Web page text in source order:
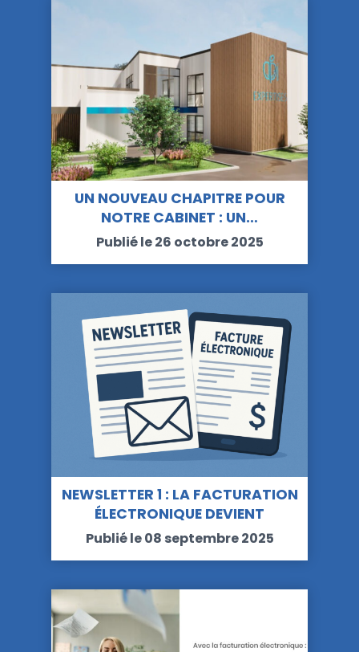
UN NOUVEAU CHAPITRE POUR
NOTRE CABINET : UN…
Publié le 26 octobre 2025
NEWSLETTER 1 : LA FACTURATION
ÉLECTRONIQUE DEVIENT
OBLIGATOIRE…
Publié le 08 septembre 2025